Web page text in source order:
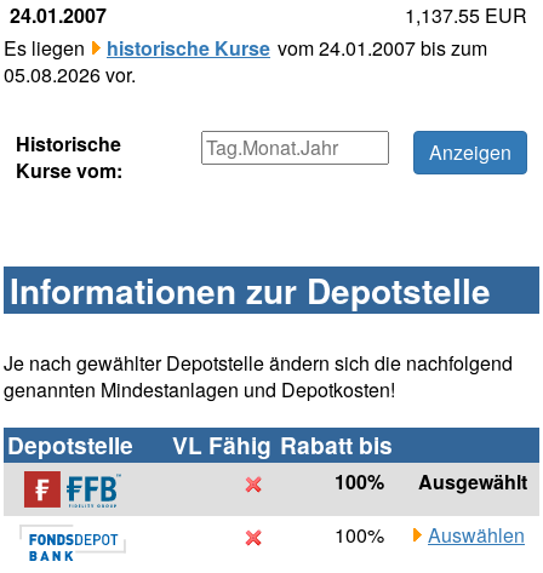
24.01.2007
1,137.55 EUR
Es liegen
historische Kurse vom 24.01.2007 bis zum
05.08.2026 vor.
Historische
Kurse vom:
Informationen zur Depotstelle
Je nach gewählter Depotstelle ändern sich die nachfolgend
genannten Mindestanlagen und Depotkosten!
Depotstelle VL Fähig Rabatt bis
100%
Ausgewählt
100%
Auswählen